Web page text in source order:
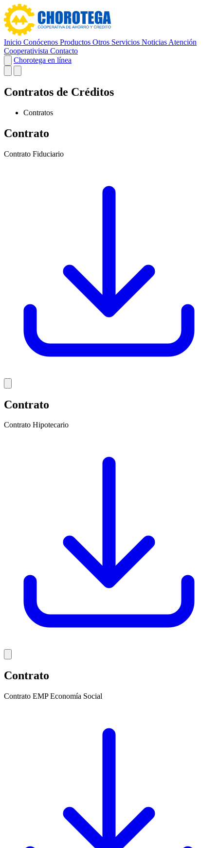
Inicio Conócenos Productos Otros Servicios Noticias Atención
Cooperativista Contacto
Chorotega en línea
Contratos de Créditos
Contratos
Contrato
Contrato Fiduciario
Contrato
Contrato Hipotecario
Contrato
Contrato EMP Economía Social